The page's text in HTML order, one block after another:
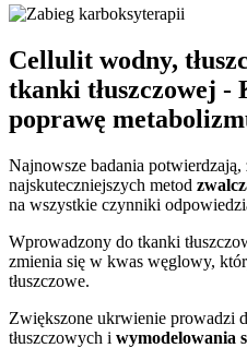
Cellulit wodny,
tkanki tłuszczowej -
poprawę
Najnowsze badania
najskuteczniejszych metod
na wszystkie czynniki
Wprowadzony do tkanki
zmienia się w kwas węglowy,
tłuszczowe.
Zwiększone ukrwienie prowadzi
tłuszczowych i wymodelowania